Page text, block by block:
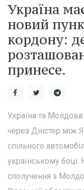
Україна
новий
кордону:
принесе.
Україна та
через Дністер між
спільного
українському боці.
сполучення з